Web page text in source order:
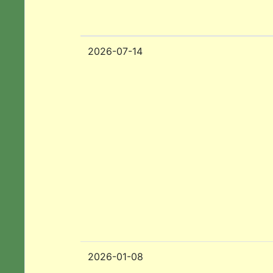
2026-07-14
2026-01-08